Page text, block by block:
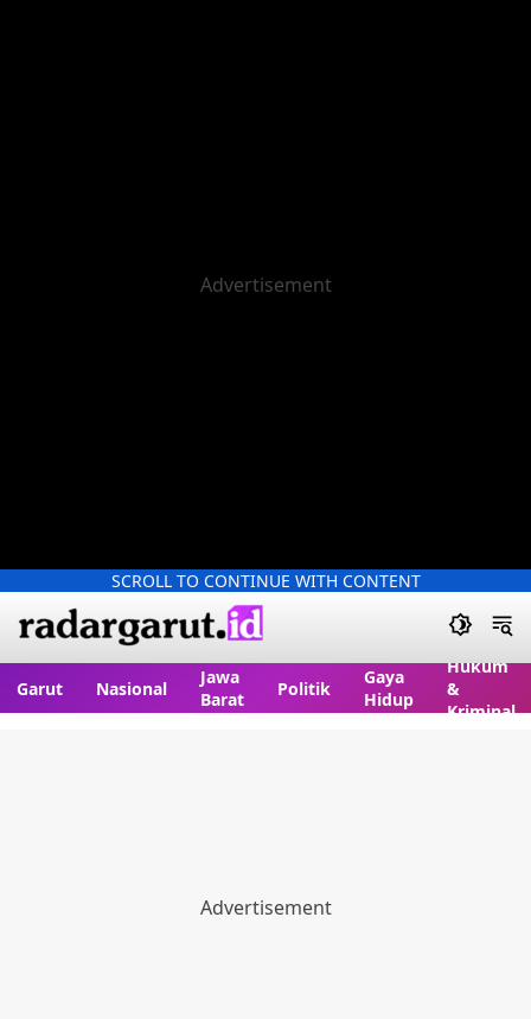
SCROLL TO CONTINUE WITH CONTENT
Garut Nasional
Jawa
Barat
Politik
Gaya
Hidup
Hukum
&
Kriminal